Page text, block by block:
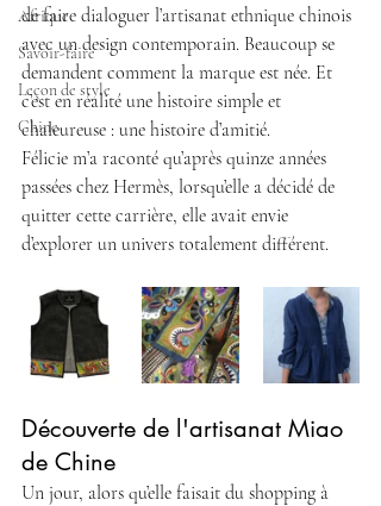
Afrique
Savoir-faire
Leçon de style
Chine
de faire dialoguer l’artisanat ethnique chinois
avec un design contemporain. Beaucoup se
demandent comment la marque est née. Et
c’est en réalité une histoire simple et
chaleureuse : une histoire d’amitié.
Félicie m’a raconté qu’après quinze années
passées chez Hermès, lorsqu’elle a décidé de
quitter cette carrière, elle avait envie
d’explorer un univers totalement différent.
Découverte de l'artisanat Miao
de Chine
Un jour, alors qu’elle faisait du shopping à